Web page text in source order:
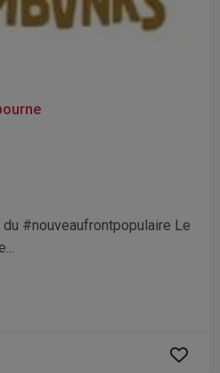
#nouveaufrontpopulaire Le